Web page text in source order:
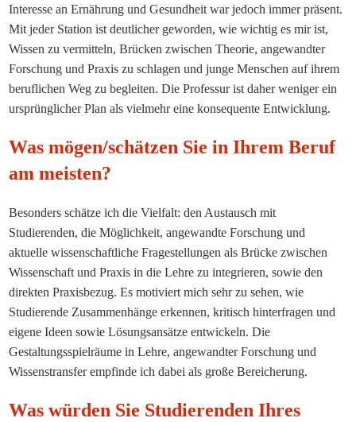
Interesse an Ernährung und Gesundheit war jedoch immer präsent.
Mit jeder Station ist deutlicher geworden, wie wichtig es mir ist,
Wissen zu vermitteln, Brücken zwischen Theorie, angewandter
Forschung und Praxis zu schlagen und junge Menschen auf ihrem
beruflichen Weg zu begleiten. Die Professur ist daher weniger ein
ursprünglicher Plan als vielmehr eine konsequente Entwicklung.
Was mögen/schätzen Sie in Ihrem Beruf
am meisten?
Besonders schätze ich die Vielfalt: den Austausch mit
Studierenden, die Möglichkeit, angewandte Forschung und
aktuelle wissenschaftliche Fragestellungen als Brücke zwischen
Wissenschaft und Praxis in die Lehre zu integrieren, sowie den
direkten Praxisbezug. Es motiviert mich sehr zu sehen, wie
Studierende Zusammenhänge erkennen, kritisch hinterfragen und
eigene Ideen sowie Lösungsansätze entwickeln. Die
Gestaltungsspielräume in Lehre, angewandter Forschung und
Wissenstransfer empfinde ich dabei als große Bereicherung.
Was würden Sie Studierenden Ihres